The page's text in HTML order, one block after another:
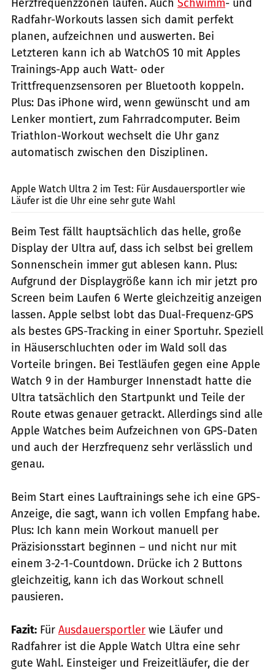
Herzfrequenzzonen laufen. Auch Schwimm- und
Radfahr-Workouts lassen sich damit perfekt
planen, aufzeichnen und auswerten. Bei
Letzteren kann ich ab WatchOS 10 mit Apples
Trainings-App auch Watt- oder
Trittfrequenzsensoren per Bluetooth koppeln.
Plus: Das iPhone wird, wenn gewünscht und am
Lenker montiert, zum Fahrradcomputer. Beim
Triathlon-Workout wechselt die Uhr ganz
automatisch zwischen den Disziplinen.
Apple Watch Ultra 2 im Test: Für Ausdauersportler wie
Läufer ist die Uhr eine sehr gute Wahl
Beim Test fällt hauptsächlich das helle, große
Display der Ultra auf, dass ich selbst bei grellem
Sonnenschein immer gut ablesen kann. Plus:
Aufgrund der Displaygröße kann ich mir jetzt pro
Screen beim Laufen 6 Werte gleichzeitig anzeigen
lassen. Apple selbst lobt das Dual-Frequenz-GPS
als bestes GPS-Tracking in einer Sportuhr. Speziell
in Häuserschluchten oder im Wald soll das
Vorteile bringen. Bei Testläufen gegen eine Apple
Watch 9 in der Hamburger Innenstadt hatte die
Ultra tatsächlich den Startpunkt und Teile der
Route etwas genauer getrackt. Allerdings sind alle
Apple Watches beim Aufzeichnen von GPS-Daten
und auch der Herzfrequenz sehr verlässlich und
genau.
Beim Start eines Lauftrainings sehe ich eine GPS-
Anzeige, die sagt, wann ich vollen Empfang habe.
Plus: Ich kann mein Workout manuell per
Präzisionsstart beginnen – und nicht nur mit
einem 3-2-1-Countdown. Drücke ich 2 Buttons
gleichzeitig, kann ich das Workout schnell
pausieren.
Fazit: Für Ausdauersportler wie Läufer und
Radfahrer ist die Apple Watch Ultra eine sehr
gute Wahl. Einsteiger und Freizeitläufer, die der